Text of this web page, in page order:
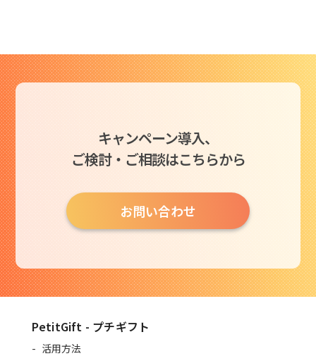
キャンペーン導入、
ご検討・ご相談はこちらから
お問い合わせ
PetitGift - プチギフト
活用方法